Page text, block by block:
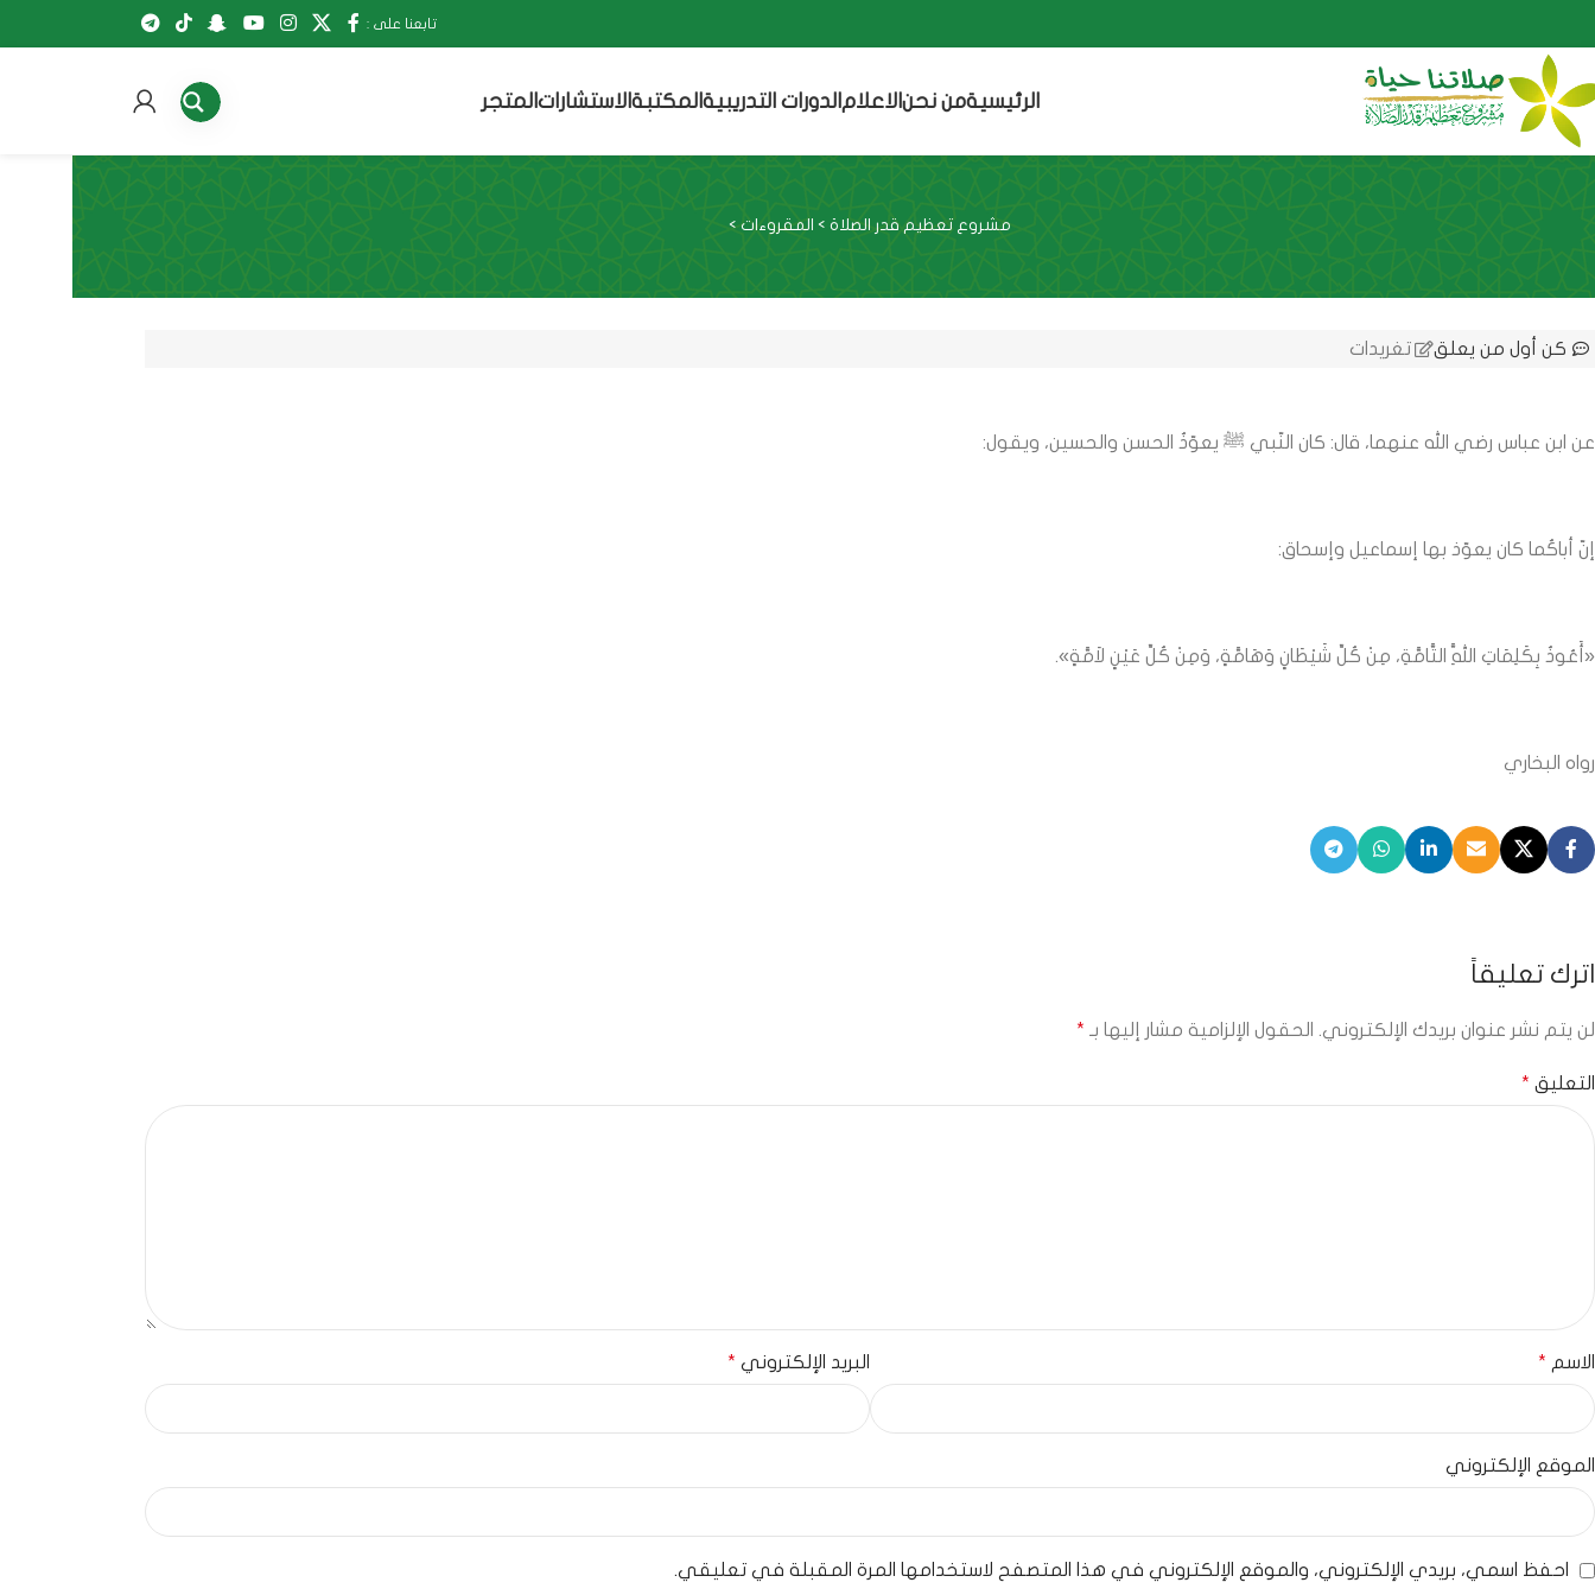
تابعنا على :
الرئيسيةمن نحن الاعلام الدورات التدريبية المكتبة الاستشارات المتجر
مشروع تعظيم قدر الصلاة > المقروءات >
كن أول من يعلق تغريدات
عن ابن عباس رضي الله عنهما، قال: كان النّبي ﷺ يعوّذُ الحسن والحسين، ويقول:
إنّ أباكُما كان يعوّذ بها إسماعيل وإسحاق:
«أَعُوذُ بِكَلِمَاتِ اللَّهِ التَّامَّةِ، مِنْ كُلِّ شَيْطَانٍ وَهَامَّةٍ، وَمِنْ كُلِّ عَيْنٍ لاَمَّةٍ».
رواه البخاري
اترك تعليقاً
لن يتم نشر عنوان بريدك الإلكتروني. الحقول الإلزامية مشار إليها بـ *
التعليق *
الاسم * البريد الإلكتروني *
الموقع الإلكتروني
احفظ اسمي، بريدي الإلكتروني، والموقع الإلكتروني في هذا المتصفح لاستخدامها المرة المقبلة في تعليقي.